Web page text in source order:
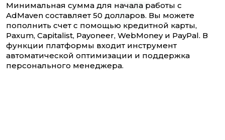
Минимальная сумма для начала работы с
AdMaven составляет 50 долларов. Вы можете
пополнить счет с помощью кредитной карты,
Paxum, Capitalist, Payoneer, WebMoney и PayPal. В
функции платформы входит инструмент
автоматической оптимизации и поддержка
персонального менеджера.